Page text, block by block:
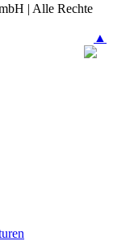
| Alle Rechte
▲